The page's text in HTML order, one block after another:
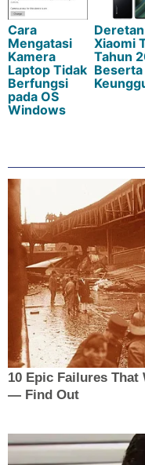
Cara
Mengatasi
Kamera
Laptop Tidak
Berfungsi
pada OS
Windows
Deretan
Xiaomi
Tahun
Beserta